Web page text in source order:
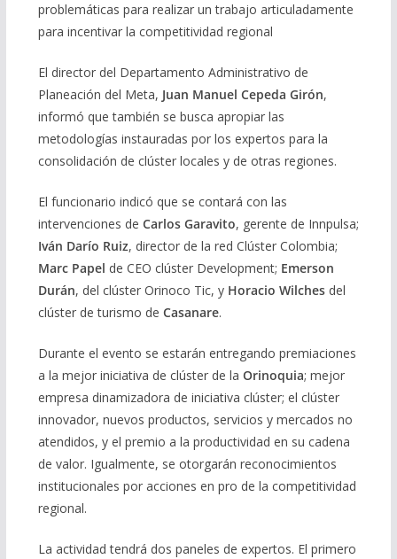
problemáticas para realizar un trabajo articuladamente
para incentivar la competitividad regional
El director del Departamento Administrativo de
Planeación del Meta, Juan Manuel Cepeda Girón,
informó que también se busca apropiar las
metodologías instauradas por los expertos para la
consolidación de clúster locales y de otras regiones.
El funcionario indicó que se contará con las
intervenciones de Carlos Garavito, gerente de Innpulsa;
Iván Darío Ruiz, director de la red Clúster Colombia;
Marc Papel de CEO clúster Development; Emerson
Durán, del clúster Orinoco Tic, y Horacio Wilchesdel
clúster de turismo de Casanare.
Durante el evento se estarán entregando premiaciones
a la mejor iniciativa de clúster de la Orinoquia; mejor
empresa dinamizadora de iniciativa clúster; el clúster
innovador, nuevos productos, servicios y mercados no
atendidos, y el premio a la productividad en su cadena
de valor. Igualmente, se otorgarán reconocimientos
institucionales por acciones en pro de la competitividad
regional.
La actividad tendrá dos paneles de expertos. El primero